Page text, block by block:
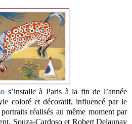
s’installe à Paris à la fin de l’année
coloré et décoratif, influencé par le
réalisés au même moment par
Souza-Cardoso et Robert Delaunay